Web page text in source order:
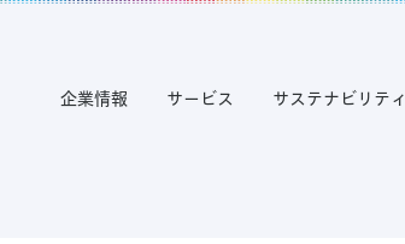
企業情報 サービス サステナビリティ